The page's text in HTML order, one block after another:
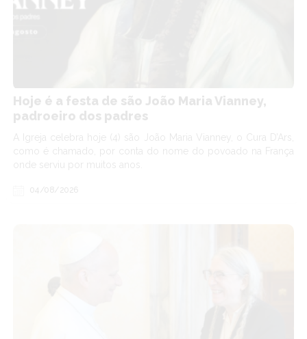
Hoje é a festa de são João Maria Vianney,
padroeiro dos padres
A Igreja celebra hoje (4) são João Maria Vianney, o Cura D’Ars,
como é chamado, por conta do nome do povoado na França
onde serviu por muitos anos.
04/08/2026